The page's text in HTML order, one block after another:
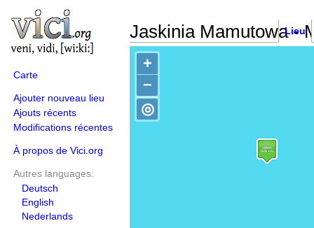
Carte
Ajouter nouveau lieu
Ajouts récents
Modifications récentes
À propos de Vici.org
Autres languages:
Deutsch
English
Nederlands
Jaskinia Mamutowa -
Lieu
+
−
◎